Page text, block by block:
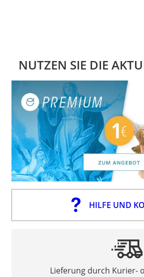
NUTZEN SIE DIE
HILFE UND
Lieferung durch Kurier-